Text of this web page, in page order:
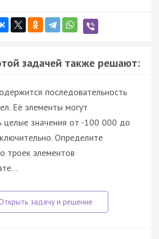
задачей также решают:
последовательность
Её элементы могут
целые значения от -100 000 до
Определите
троек элементов